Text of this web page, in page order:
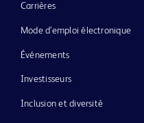
Carrières
Mode d’emploi électronique
Événements
Investisseurs
Inclusion et diversité